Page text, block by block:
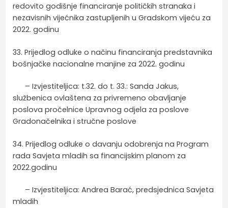
redovito godišnje financiranje političkih stranaka i
nezavisnih vijećnika zastupljenih u Gradskom vijeću za
2022. godinu
33. Prijedlog odluke o načinu financiranja predstavnika
bošnjačke nacionalne manjine za 2022. godinu
– Izvjestiteljica: t.32. do t. 33.: Sanda Jakus,
službenica ovlaštena za privremeno obavljanje
poslova pročelnice Upravnog odjela za poslove
Gradonačelnika i stručne poslove
34. Prijedlog odluke o davanju odobrenja na Program
rada Savjeta mladih sa financijskim planom za
2022.godinu
– Izvjestiteljica: Andrea Barać, predsjednica Savjeta
mladih